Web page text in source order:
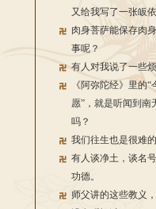
又给我写了一张皈依
肉身菩萨能保存肉
事呢？
有人对我说了一些
《阿弥陀经》里的
愿”，就是听闻到南
吗？
我们往生也是很难
有人谈净土，谈名
功德。
师父讲的这些教义